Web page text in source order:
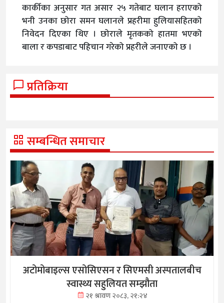
कार्कीका अनुसार गत असार २५ गतेबाट घलान हराएको
भनी उनका छोरा समन घलानले प्रहरीमा हुलियासहितको
निवेदन दिएका थिए । छोराले मृतकको हातमा भएको
बाला र कपडाबाट पहिचान गरेको प्रहरीले जनाएको छ ।
प्रतिक्रिया
सम्बन्धित समाचार
अटोमोबाइल्स एसोसिएसन र सिएमसी अस्पतालबीच
स्वास्थ्य सहुलियत सम्झौता
२१ श्रावण २०८३, २१:२४